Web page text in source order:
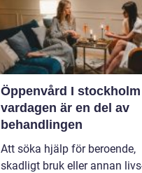
Öppenvård I stockholm
vardagen är en del av
behandlingen
Att söka hjälp för beroende,
skadligt bruk eller annan